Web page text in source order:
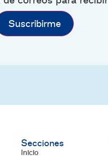
Secciones
Inicio